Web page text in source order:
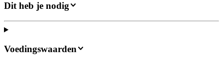
Dit heb je nodig
Voedingswaarden